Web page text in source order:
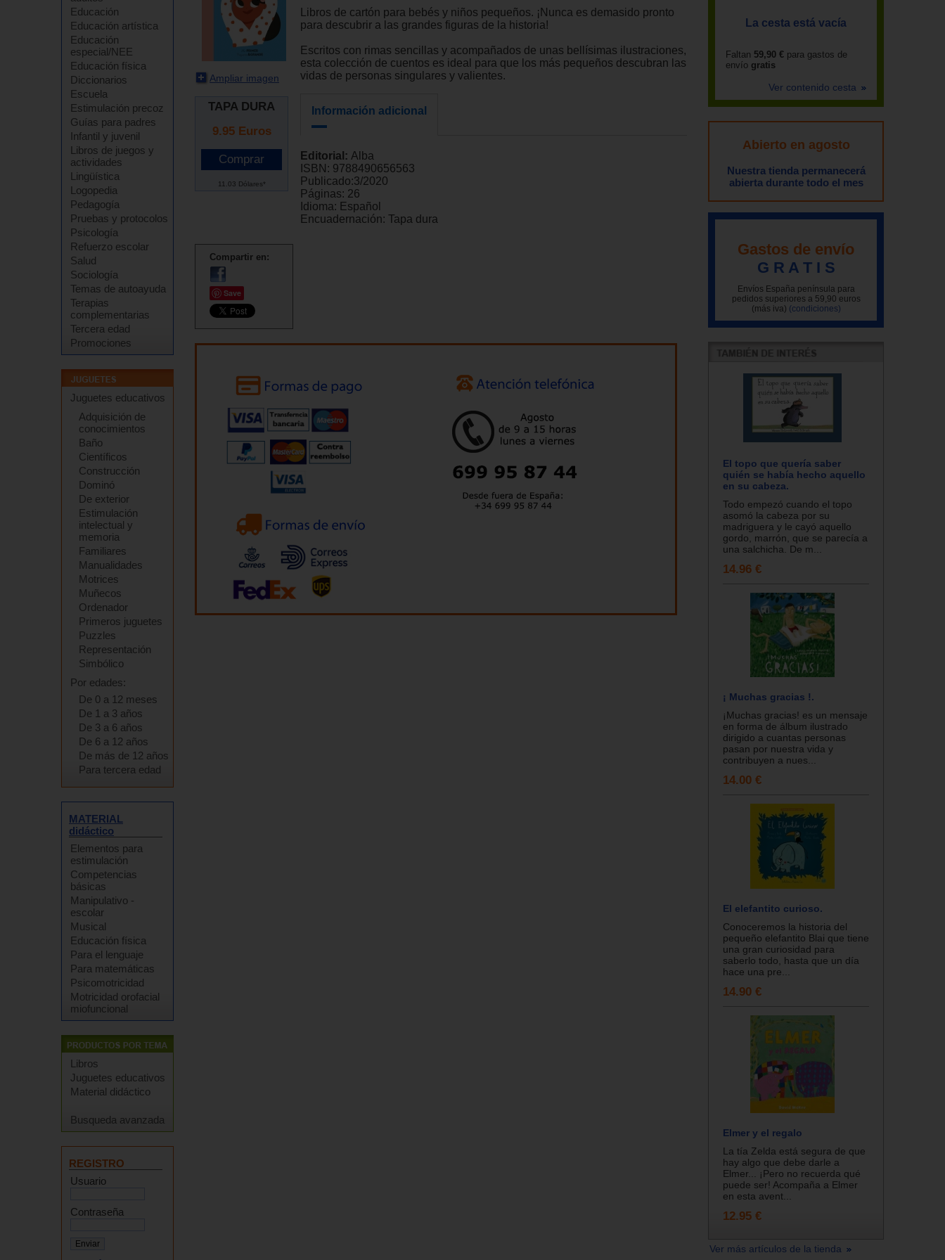
Educación
Educación artística
Educación
especial/NEE
Educación física
Diccionarios
Escuela
Estimulación precoz
Guías para padres
Infantil y juvenil
Libros de juegos y
actividades
Lingüística
Logopedia
Pedagogía
Pruebas y protocolos
Psicología
Refuerzo escolar
Salud
Sociología
Temas de autoayuda
Terapias
complementarias
Tercera edad
Promociones
Juguetes educativos
Adquisición de
conocimientos
Baño
Científicos
Construcción
Dominó
De exterior
Estimulación
intelectual y
memoria
Familiares
Manualidades
Motrices
Muñecos
Ordenador
Primeros juguetes
Puzzles
Representación
Simbólico
Por edades:
De 0 a 12 meses
De 1 a 3 años
De 3 a 6 años
De 6 a 12 años
De más de 12 años
Para tercera edad
MATERIAL
didáctico
Elementos para
estimulación
Competencias
básicas
Manipulativo -
escolar
Musical
Educación física
Para el lenguaje
Para matemáticas
Psicomotricidad
Motricidad orofacial
miofuncional
Libros
Juguetes educativos
Material didáctico
Busqueda avanzada
REGISTRO
Usuario
Contraseña
Ampliar imagen
TAPA DURA
9.95 Euros
11.03 Dólares*
Compartir en:
Save
Libros de cartón para bebés y niños pequeños. ¡Nunca es demasido pronto
para descubrir a las grandes figuras de la historia!
Escritos con rimas sencillas y acompañados de unas bellísimas ilustraciones,
esta colección de cuentos es ideal para que los más pequeños descubran las
vidas de personas singulares y valientes.
Información adicional
Editorial: Alba
ISBN: 9788490656563
Publicado:3/2020
Páginas: 26
Idioma: Español
Encuadernación:
Tapa dura
La cesta está vacía
Faltan 59,90 € para gastos de
envío gratis
Ver contenido cesta
Abierto en agosto
Nuestra tienda permanecerá
abierta durante todo el mes
Gastos de envío
G R A T I S
Envíos España península para
pedidos superiores a 59,90 euros
(más iva) (condiciones)
El topo que quería saber
quién se había hecho aquello
en su cabeza.
Todo empezó cuando el topo
asomó la cabeza por su
madriguera y le cayó aquello
gordo, marrón, que se parecía a
una salchicha. De m...
14.96 €
¡ Muchas gracias !.
¡Muchas gracias! es un mensaje
en forma de álbum ilustrado
dirigido a cuantas personas
pasan por nuestra vida y
contribuyen a nues...
14.00 €
El elefantito curioso.
Conoceremos la historia del
pequeño elefantito Blai que tiene
una gran curiosidad para
saberlo todo, hasta que un día
hace una pre...
14.90 €
Elmer y el regalo
La tía Zelda está segura de que
hay algo que debe darle a
Elmer... ¡Pero no recuerda qué
puede ser! Acompaña a Elmer
en esta avent...
12.95 €
Ver más artículos de la tienda